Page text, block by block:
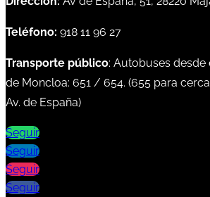
Teléfono: 918 11 96 27
Transporte público: Autobuses
de Moncloa: 651 / 654. (655 para
Av. de España)
Seguir
Seguir
Seguir
Seguir